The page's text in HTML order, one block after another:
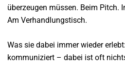
überzeugen müssen. Beim Pitch.
Am Verhandlungstisch.
Was sie dabei immer wieder
kommuniziert – dabei ist oft